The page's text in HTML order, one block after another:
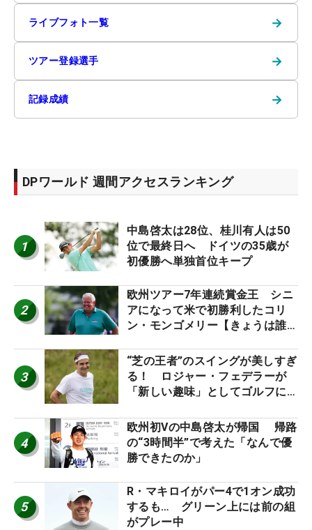
ライブフォト一覧 →
ツアー登録選手 →
記録成績 →
DPワールド 週間アクセスランキング
1
中島啓太は28位、桂川有人は50
位で最終日へ ドイツの35歳が
初優勝へ単独首位キープ
2
欧州ツアー7年連続賞金王 シニ
アになって米で初勝利したコリ
ン・モンゴメリー【きょうは誰の
3
“芝の王者”のスイングが美しすぎ
る！ ロジャー・フェデラーが
「新しい趣味」としてゴルフに挑
4
欧州初Vの中島啓太が帰国 帰路
の“3時間半”で考えた「なんで優
勝できたのか」
5
R・マキロイがパー4で1オン成功
するも… グリーン上には前の組
がプレー中